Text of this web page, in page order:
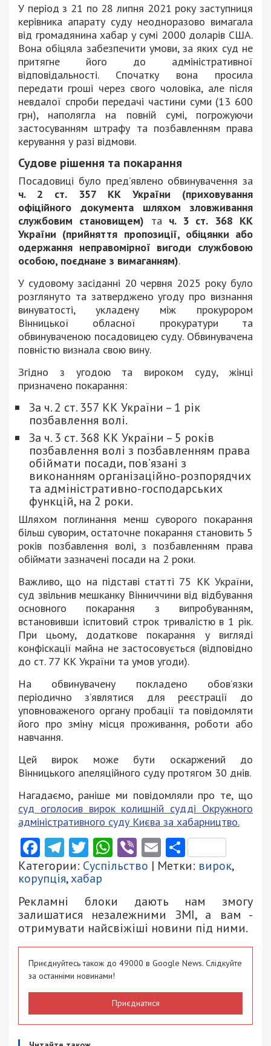
У період з 21 по 28 липня 2021 року заступниця
керівника апарату суду неодноразово вимагала
від громадянина хабар у сумі 2000 доларів США.
Вона обіцяла забезпечити умови, за яких суд не
притягне його до адміністративної
відповідальності. Спочатку вона просила
передати гроші через свого чоловіка, але після
невдалої спроби передачі частини суми (13 600
грн), наполягла на повній сумі, погрожуючи
застосуванням штрафу та позбавленням права
керування у разі відмови.
Судове рішення та покарання
Посадовиці було пред’явлено обвинувачення за
ч. 2 ст. 357 КК України (приховування
офіційного документа шляхом зловживання
службовим становищем) та ч. 3 ст. 368 КК
України (прийняття пропозиції, обіцянки або
одержання неправомірної вигоди службовою
особою, поєднане з вимаганням).
У судовому засіданні 20 червня 2025 року було
розглянуто та затверджено угоду про визнання
винуватості, укладену між прокурором
Вінницької обласної прокуратури та
обвинуваченою посадовицею суду. Обвинувачена
повністю визнала свою вину.
Згідно з угодою та вироком суду, жінці
призначено покарання:
За ч. 2 ст. 357 КК України – 1 рік
позбавлення волі.
За ч. 3 ст. 368 КК України – 5 років
позбавлення волі з позбавленням права
обіймати посади, пов’язані з
виконанням організаційно-розпорядчих
та адміністративно-господарських
функцій, на 2 роки.
Шляхом поглинання менш суворого покарання
більш суворим, остаточне покарання становить 5
років позбавлення волі, з позбавленням права
обіймати зазначені посади на 2 роки.
Важливо, що на підставі статті 75 КК України,
суд звільнив мешканку Вінниччини від відбування
основного покарання з випробуванням,
встановивши іспитовий строк тривалістю в 1 рік.
При цьому, додаткове покарання у вигляді
конфіскації майна не застосовується (відповідно
до ст. 77 КК України та умов угоди).
На обвинувачену покладено обов’язки
періодично з’являтися для реєстрації до
уповноваженого органу пробації та повідомляти
його про зміну місця проживання, роботи або
навчання.
Цей вирок може бути оскаржений до
Вінницького апеляційного суду протягом 30 днів.
Нагадаємо, раніше ми повідомляли про те, що
суд оголосив вирок колишній судді Окружного
адміністративного суду Києва за хабарництво.
Facebook
Telegram
Twitter
WhatsApp
ViberEmail
Категории: Суспільство | Метки: вирок,
корупція,хабар
Рекламні блоки дають нам змогу
залишатися незалежними ЗМІ, а вам -
отримувати найсвіжіші новини під ними.
Приєднуйтесь також до 49000 в Google News. Слідкуйте
за останніми новинами!
Приєднатися